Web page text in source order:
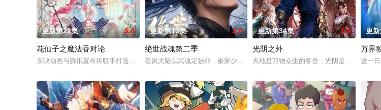
更新第22集 5.0
花仙子之魔法香对论
东映动画与腾讯宣布将联手打造『花仙子』全新动画
更新第13集 3.0
绝世战魂第二季
苍岚大陆以武魂定强弱，秦家少主秦南本是废魂之身，受尽冷眼。机缘之下，他
更新第34集 1.0
光阴之外
天地是万物众生的客舍，光阴是古往今来
更
万界
这一